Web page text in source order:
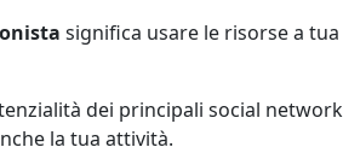
significa usare le risorse a tua
dei principali social network
la tua attività.